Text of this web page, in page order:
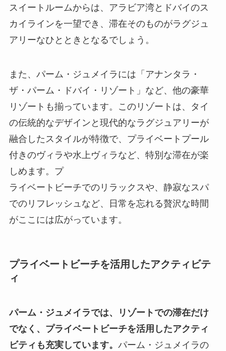
スイートルームからは、アラビア湾とドバイのス
カイラインを一望でき、滞在そのものがラグジュ
アリーなひとときとなるでしょう。
また、パーム・ジュメイラには「アナンタラ・
ザ・パーム・ドバイ・リゾート」など、他の豪華
リゾートも揃っています。このリゾートは、タイ
の伝統的なデザインと現代的なラグジュアリーが
融合したスタイルが特徴で、プライベートプール
付きのヴィラや水上ヴィラなど、特別な滞在が楽
しめます。プ
ライベートビーチでのリラックスや、静寂なスパ
でのリフレッシュなど、日常を忘れる贅沢な時間
がここには広がっています。
プライベートビーチを活用したアクティビテ
ィ
パーム・ジュメイラでは、リゾートでの滞在だけ
でなく、プライベートビーチを活用したアクティ
ビティも充実しています。 パーム・ジュメイラの